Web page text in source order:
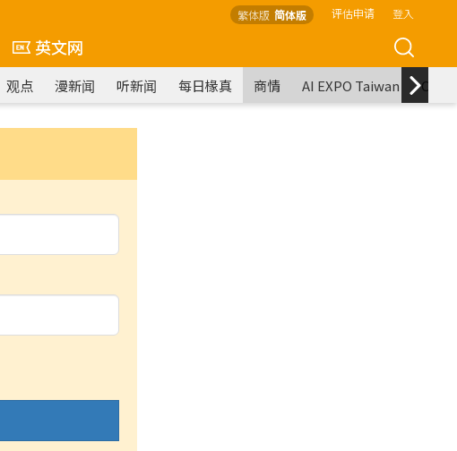
繁体版 简体版 评估申请 登入
英文网
观点 漫新闻 听新闻 每日椽真 商情 AI EXPO Taiwan